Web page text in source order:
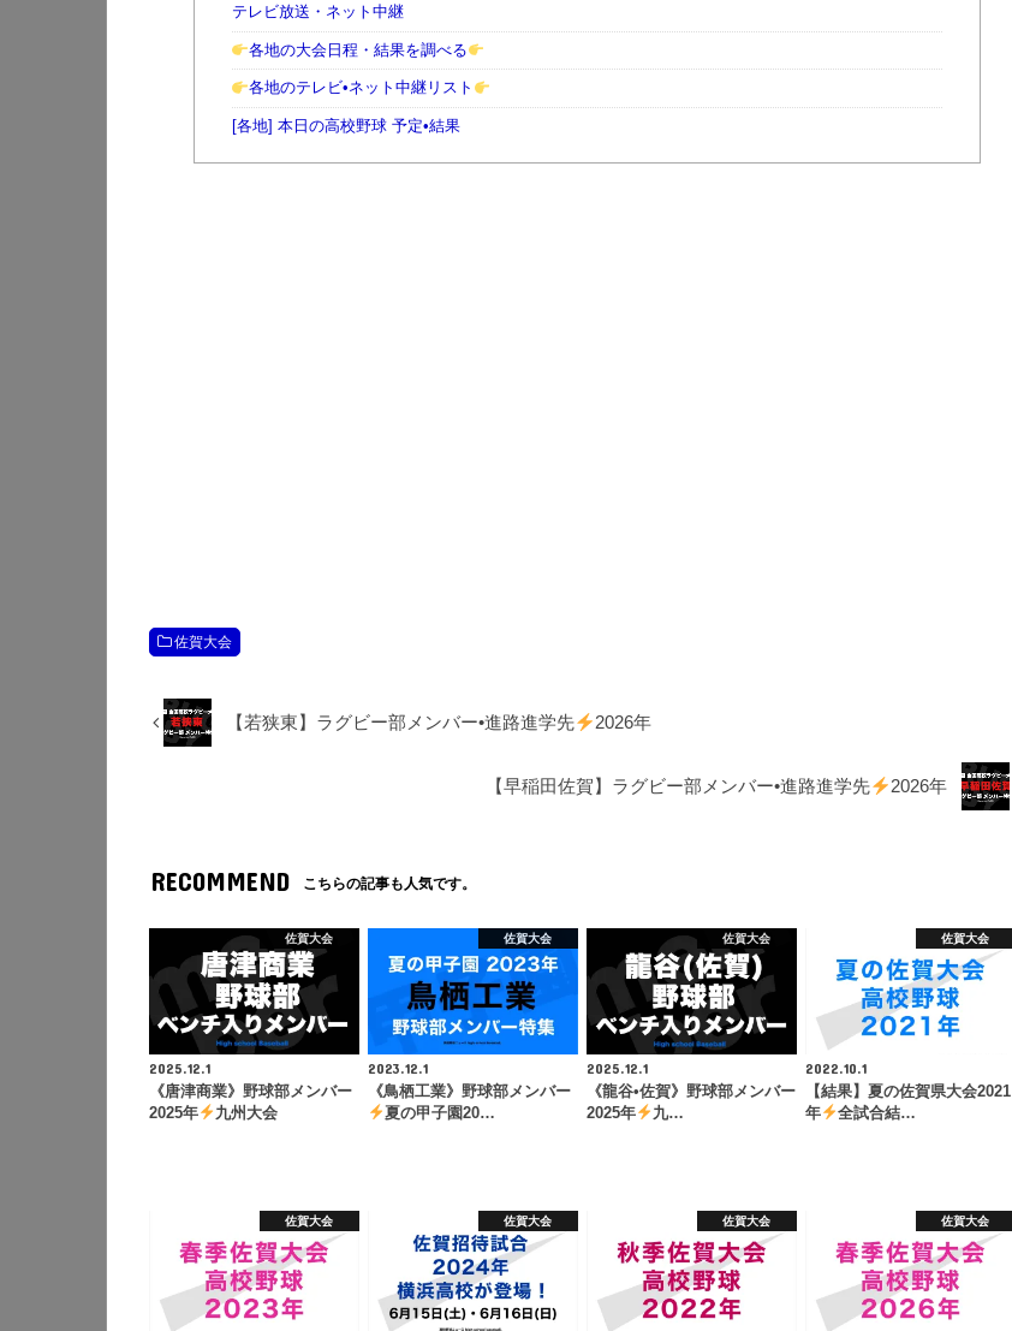
テレビ放送・ネット中継
各地の大会日程・結果を調べる
各地のテレビ•ネット中継リスト
[各地] 本日の高校野球 予定•結果
佐賀大会
【若狭東】ラグビー部メンバー•進路進学先 2026年
【早稲田佐賀】ラグビー部メンバー•進路進学先 2026年
RECOMMEND こちらの記事も人気です。
佐賀大会
2025.12.1
《唐津商業》野球部メンバー
2025年
九州大会
佐賀大会
2023.12.1
《鳥栖工業》野球部メンバー
夏の甲子園20…
佐賀大会
2025.12.1
《龍谷•佐賀》野球部メンバー
2025年
九…
佐賀大会
2022.10.1
【結果】夏の佐賀県大会2021
年
全試合結…
佐賀大会 佐賀大会 佐賀大会 佐賀大会